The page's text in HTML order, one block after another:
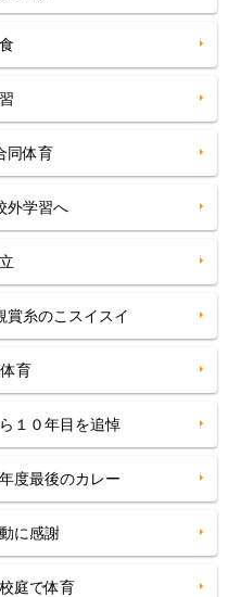
同体育
外学習へ
賞糸のこスイスイ
育
１０年目を追悼
度最後のカレー
に感謝
庭で体育